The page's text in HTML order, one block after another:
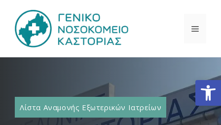
περιεχόμενο
Λίστα Αναμονής Εξωτερικών Ιατρείων